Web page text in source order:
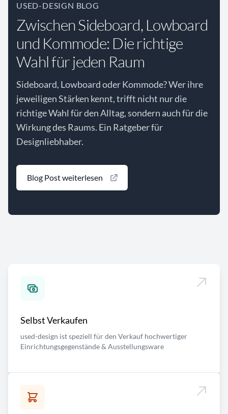
USED-DESIGN BLOG
Zwischen Sideboard, Lowboard
und Kommode: Die richtige
Wahl für jeden Raum
Sideboard, Lowboard oder Kommode? Wer ihre
jeweiligen Stärken kennt, trifft nicht nur die
richtige Wahl für den Alltag, sondern auch für die
Wirkung des Raums. Ein Ratgeber für
Designliebhaber.
Blog Post weiterlesen
Selbst Verkaufen
used-design ist speziell für den Verkauf hochwertiger
Einrichtungsgegenstände & Ausstellungsware